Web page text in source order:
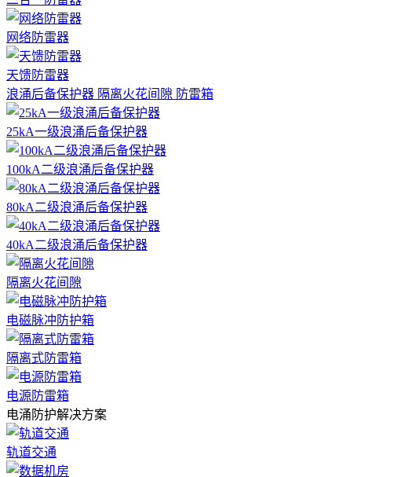
网络防雷器
天馈防雷器
浪涌后备保护器 隔离火花间隙 防雷箱
25kA一级浪涌后备保护器
100kA二级浪涌后备保护器
80kA二级浪涌后备保护器
40kA二级浪涌后备保护器
隔离火花间隙
电磁脉冲防护箱
隔离式防雷箱
电源防雷箱
电涌防护解决方案
轨道交通